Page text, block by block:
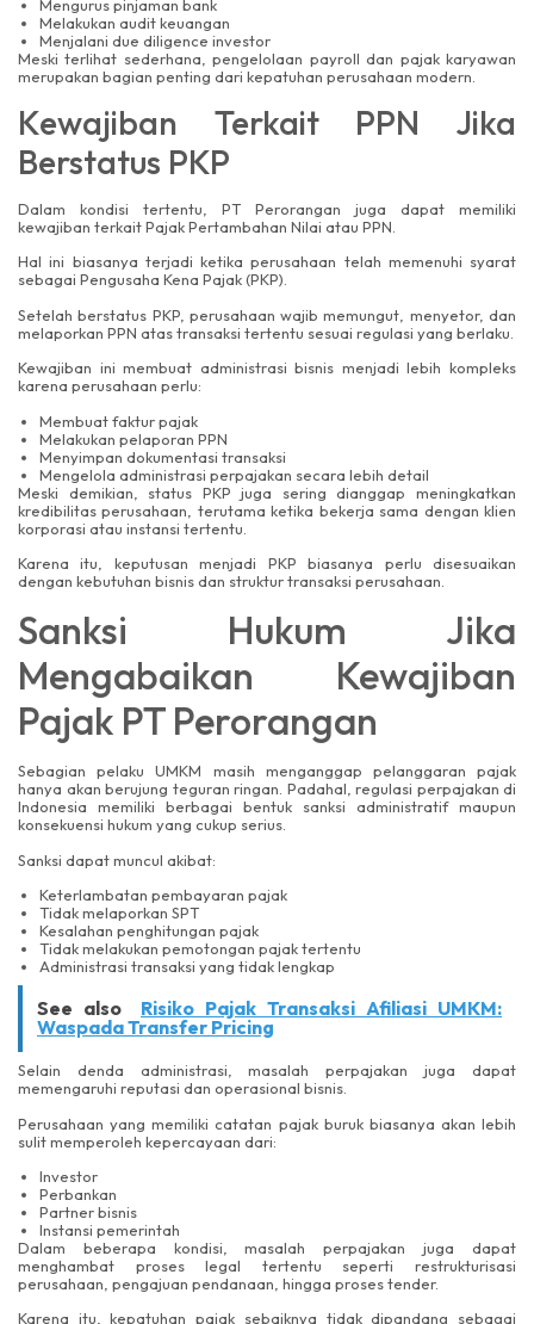
Mengurus pinjaman bank
Melakukan audit keuangan
Menjalani due diligence investor
Meski terlihat sederhana, pengelolaan payroll dan pajak karyawan
merupakan bagian penting dari kepatuhan perusahaan modern.
Kewajiban Terkait PPN Jika
Berstatus PKP
Dalam kondisi tertentu, PT Perorangan juga dapat memiliki
kewajiban terkait Pajak Pertambahan Nilai atau PPN.
Hal ini biasanya terjadi ketika perusahaan telah memenuhi syarat
sebagai Pengusaha Kena Pajak (PKP).
Setelah berstatus PKP, perusahaan wajib memungut, menyetor, dan
melaporkan PPN atas transaksi tertentu sesuai regulasi yang berlaku.
Kewajiban ini membuat administrasi bisnis menjadi lebih kompleks
karena perusahaan perlu:
Membuat faktur pajak
Melakukan pelaporan PPN
Menyimpan dokumentasi transaksi
Mengelola administrasi perpajakan secara lebih detail
Meski demikian, status PKP juga sering dianggap meningkatkan
kredibilitas perusahaan, terutama ketika bekerja sama dengan klien
korporasi atau instansi tertentu.
Karena itu, keputusan menjadi PKP biasanya perlu disesuaikan
dengan kebutuhan bisnis dan struktur transaksi perusahaan.
Sanksi Hukum Jika
Mengabaikan Kewajiban
Pajak PT Perorangan
Sebagian pelaku UMKM masih menganggap pelanggaran pajak
hanya akan berujung teguran ringan. Padahal, regulasi perpajakan di
Indonesia memiliki berbagai bentuk sanksi administratif maupun
konsekuensi hukum yang cukup serius.
Sanksi dapat muncul akibat:
Keterlambatan pembayaran pajak
Tidak melaporkan SPT
Kesalahan penghitungan pajak
Tidak melakukan pemotongan pajak tertentu
Administrasi transaksi yang tidak lengkap
See also
Risiko Pajak Transaksi Afiliasi UMKM:
Waspada Transfer Pricing
Selain denda administrasi, masalah perpajakan juga dapat
memengaruhi reputasi dan operasional bisnis.
Perusahaan yang memiliki catatan pajak buruk biasanya akan lebih
sulit memperoleh kepercayaan dari:
Investor
Perbankan
Partner bisnis
Instansi pemerintah
Dalam beberapa kondisi, masalah perpajakan juga dapat
menghambat proses legal tertentu seperti restrukturisasi
perusahaan, pengajuan pendanaan, hingga proses tender.
Karena itu, kepatuhan pajak sebaiknya tidak dipandang sebagai